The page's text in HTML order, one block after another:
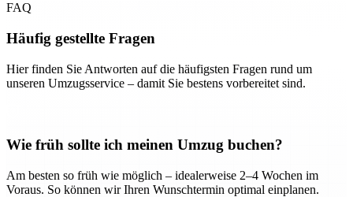
FAQ
Häufig gestellte Fragen
Hier finden Sie Antworten auf die häufigsten Fragen rund um
unseren Umzugsservice – damit Sie bestens vorbereitet sind.
Wie früh sollte ich meinen Umzug buchen?
Am besten so früh wie möglich – idealerweise 2–4 Wochen im
Voraus. So können wir Ihren Wunschtermin optimal einplanen.